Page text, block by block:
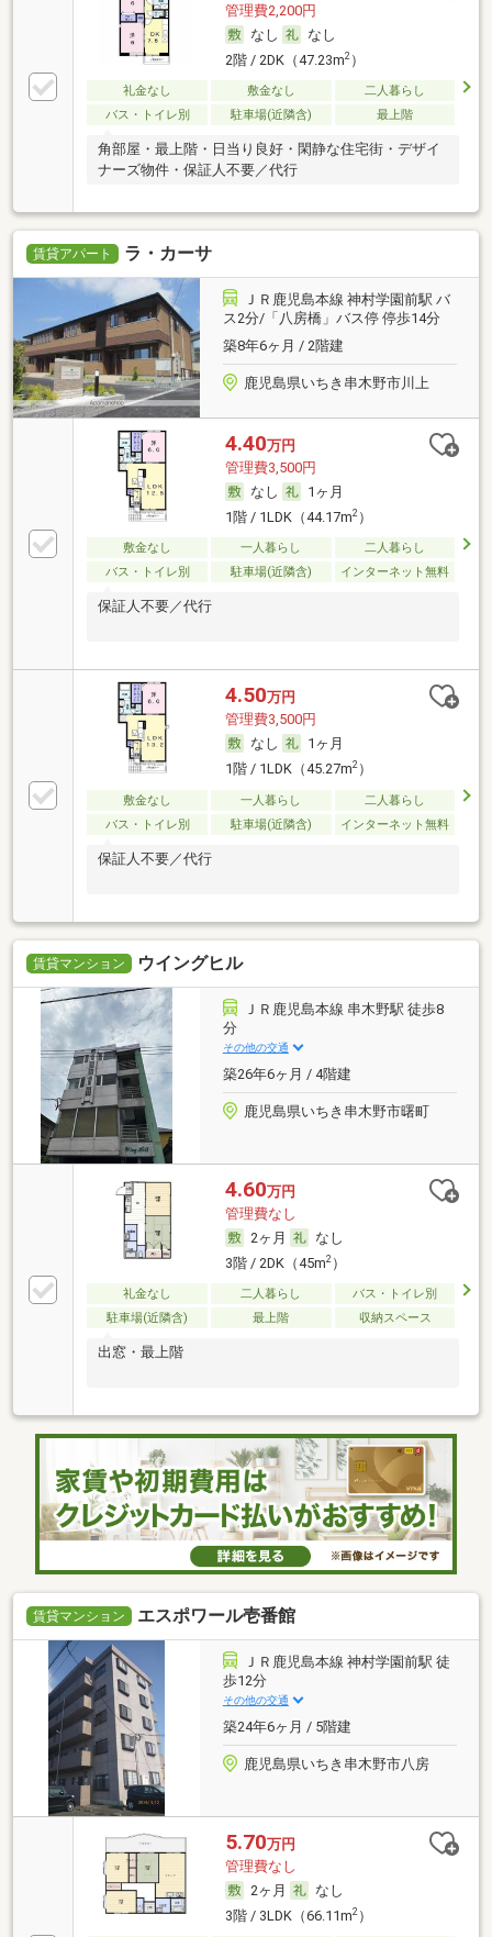
管理費2,200円
なし
なし
2階 / 2DK（47.23m2）
礼金なし 敷金なし
二人暮らし
バス・トイレ別
駐車場(近隣含) 最上階
角部屋・最上階・日当り良好・閑静な住宅街・デザイ
ナーズ物件・保証人不要／代行
賃貸アパート ラ・カーサ
ＪＲ鹿児島本線 神村学園前駅 バ
ス2分/「八房橋」バス停 停歩14分
築8年6ヶ月 / 2階建
鹿児島県いちき串木野市川上
4.40万円
管理費3,500円
なし
1ヶ月
1階 / 1LDK（44.17m2）
敷金なし 一人暮らし
二人暮らし
バス・トイレ別
駐車場(近隣含) インターネット無料
保証人不要／代行
4.50万円
管理費3,500円
なし
1ヶ月
1階 / 1LDK（45.27m2）
敷金なし 一人暮らし
二人暮らし
バス・トイレ別
駐車場(近隣含) インターネット無料
保証人不要／代行
賃貸マンション ウイングヒル
ＪＲ鹿児島本線 串木野駅 徒歩8
分
その他の交通
築26年6ヶ月 / 4階建
鹿児島県いちき串木野市曙町
4.60万円
管理費なし
2ヶ月
なし
3階 / 2DK（45m2）
礼金なし 二人暮らし
バス・トイレ別
駐車場(近隣含)
最上階 収納スペース
出窓・最上階
賃貸マンション エスポワール壱番館
ＪＲ鹿児島本線 神村学園前駅 徒
歩12分
その他の交通
築24年6ヶ月 / 5階建
鹿児島県いちき串木野市八房
5.70万円
管理費なし
2ヶ月
なし
3階 / 3LDK（66.11m2）